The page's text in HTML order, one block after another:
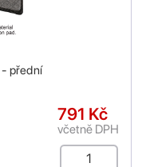
- přední
791 Kč
včetně DPH